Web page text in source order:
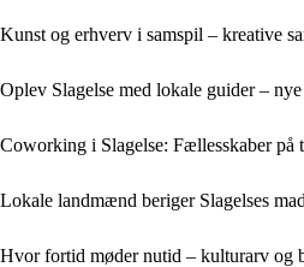
Kunst og erhverv i samspil – kreative
Oplev Slagelse med lokale guider –
Coworking i Slagelse: Fællesskaber på
Lokale landmænd beriger Slagelses
Hvor fortid møder nutid – kulturarv og